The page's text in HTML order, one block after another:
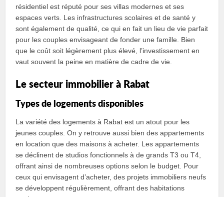
résidentiel est réputé pour ses villas modernes et ses
espaces verts. Les infrastructures scolaires et de santé y
sont également de qualité, ce qui en fait un lieu de vie parfait
pour les couples envisageant de fonder une famille. Bien
que le coût soit légèrement plus élevé, l’investissement en
vaut souvent la peine en matière de cadre de vie.
Le secteur immobilier à Rabat
Types de logements disponibles
La variété des logements à Rabat est un atout pour les
jeunes couples. On y retrouve aussi bien des appartements
en location que des maisons à acheter. Les appartements
se déclinent de studios fonctionnels à de grands T3 ou T4,
offrant ainsi de nombreuses options selon le budget. Pour
ceux qui envisagent d’acheter, des projets immobiliers neufs
se développent régulièrement, offrant des habitations